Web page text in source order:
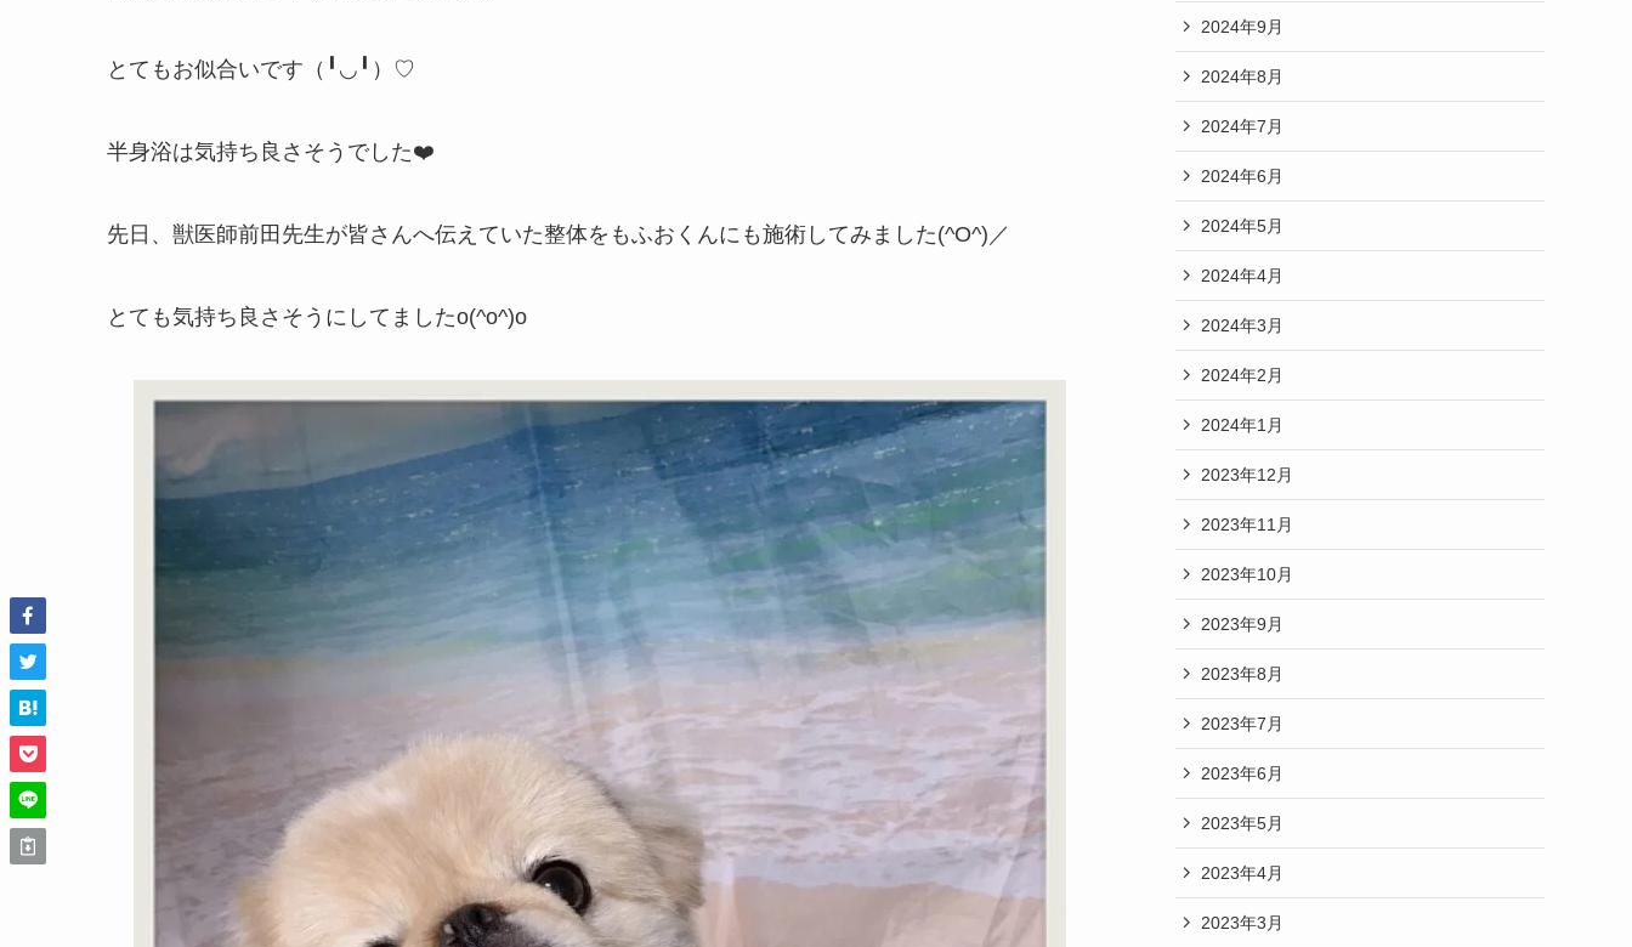
とてもお似合いです（╹◡╹）♡
半身浴は気持ち良さそうでした❤️
先日、獣医師前田先生が皆さんへ伝えていた整体をもふおくんにも施術してみました(^O^)／
とても気持ち良さそうにしてましたo(^o^)o
2024年9月
2024年8月
2024年7月
2024年6月
2024年5月
2024年4月
2024年3月
2024年2月
2024年1月
2023年12月
2023年11月
2023年10月
2023年9月
2023年8月
2023年7月
2023年6月
2023年5月
2023年4月
2023年3月